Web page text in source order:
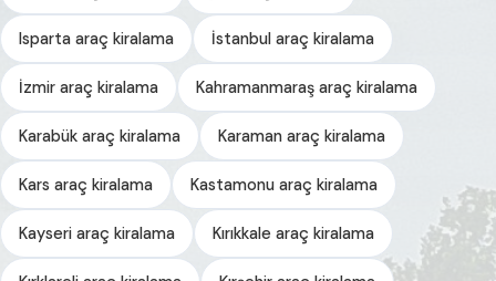
Isparta araç kiralama İstanbul araç kiralama
İzmir araç kiralama Kahramanmaraş araç kiralama
Karabük araç kiralama Karaman araç kiralama
Kars araç kiralama Kastamonu araç kiralama
Kayseri araç kiralama Kırıkkale araç kiralama